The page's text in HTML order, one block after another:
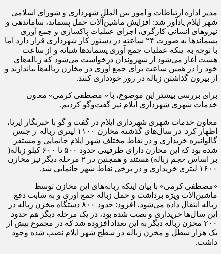
مدیر اداره ارتباطات و امور بین الملل شهرداری و شورای اسلامی
شهر ایلام یادآور شد: افزایش ماشین‌آلات حمل پسماند، ساماندهی و
نیروهای انسانی کارگری، اجرای عملیات پاکسازی و جمع آوری
پسماندها به صورت ۲۴ ساعته در دستور کار شهرداری قرار دارد اما
با توجه به اینکه عملیات جمع آوری پسماندها شبانه و از ساعت
هشت آغاز می‌شود از شهروندان درخواست می‌شود که زباله‌های
خود را در همین ساعت برای جمع آوری در مخازن زباله‌ها بیاندازند و
از بیرون گذاشتن زباله در روز خودداری کنند.
برای بررسی بیشتر این موضوع، با « مصطفی کرمی» معاون
خدمات شهری شهرداری ایلام نیز گفت‌وگو کردیم.
معاون خدمات شهری شهرداری ایلام در گفت و گو با خبرنگار ایرنا،
اظهار کرد: در سال‌های گذشته مخازن ۱۱۰۰ لیتری زباله از جنس
گالوانیزه خریداری و در نقاط مختلف شهر ایلام جانمایی و مستقر
شده بود که این مخازن دارای ظرفیتی حدود ۵۰۰ تا ۶۰۰ کیلو زباله(
بر اساس حجم زباله) هستند و همچنین در ۲ مرحله دیگر نیز مخازن
۱۶۰۰ لیتری خریداری و در برخی نقاط شهر جانمایی شد.
«مصطفی کرمی» با بیان اینکه زباله‌های این مخازن توسط
ماشین‌الات ویژه برداشت و حمل زباله جمع آوری و به سایت دفع
زباله انتقال داده می‌شود، افزود: حدود ۸۰۰ دستگاه مخزن زباله در
این سال‌ها خریداری و نصب شده بود، در یک مرحله دیگز هم حدود
۲۰۰ مخزن زباله دیگر به این تعداد افزوده شد که در مجموع بیش از
یک هزار سطل و مخزن زباله در سطح شهر ایلام نصب شده وجود
داشت.